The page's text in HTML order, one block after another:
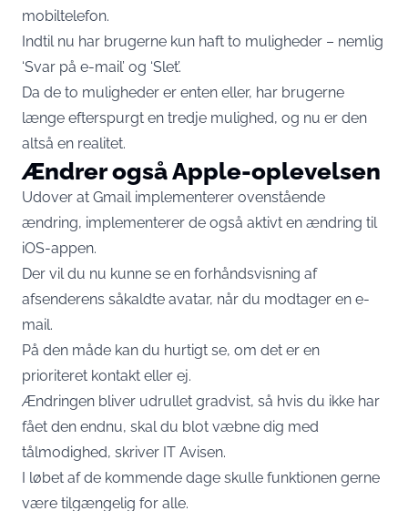
mobiltelefon.
Indtil nu har brugerne kun haft to muligheder – nemlig
‘Svar på e-mail’ og ‘Slet’.
Da de to muligheder er enten eller, har brugerne
længe efterspurgt en tredje mulighed, og nu er den
altså en realitet.
Ændrer også Apple-oplevelsen
Udover at Gmail implementerer ovenstående
ændring, implementerer de også aktivt en ændring til
iOS-appen.
Der vil du nu kunne se en forhåndsvisning af
afsenderens såkaldte avatar, når du modtager en e-
mail.
På den måde kan du hurtigt se, om det er en
prioriteret kontakt eller ej.
Ændringen bliver udrullet gradvist, så hvis du ikke har
fået den endnu, skal du blot væbne dig med
tålmodighed, skriver IT Avisen.
I løbet af de kommende dage skulle funktionen gerne
være tilgængelig for alle.